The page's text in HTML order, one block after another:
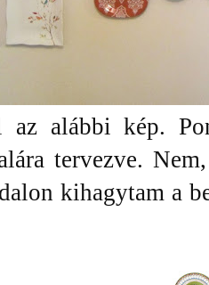
alábbi kép.
tervezve.
kihagytam a